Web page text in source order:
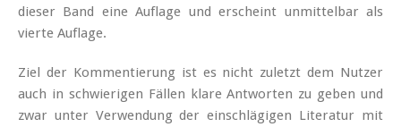
dieser Band eine Auflage und erscheint unmittelbar als
vierte Auflage.
Ziel der Kommentierung ist es nicht zuletzt dem Nutzer
auch in schwierigen Fällen klare Antworten zu geben und
zwar unter Verwendung der einschlägigen Literatur mit